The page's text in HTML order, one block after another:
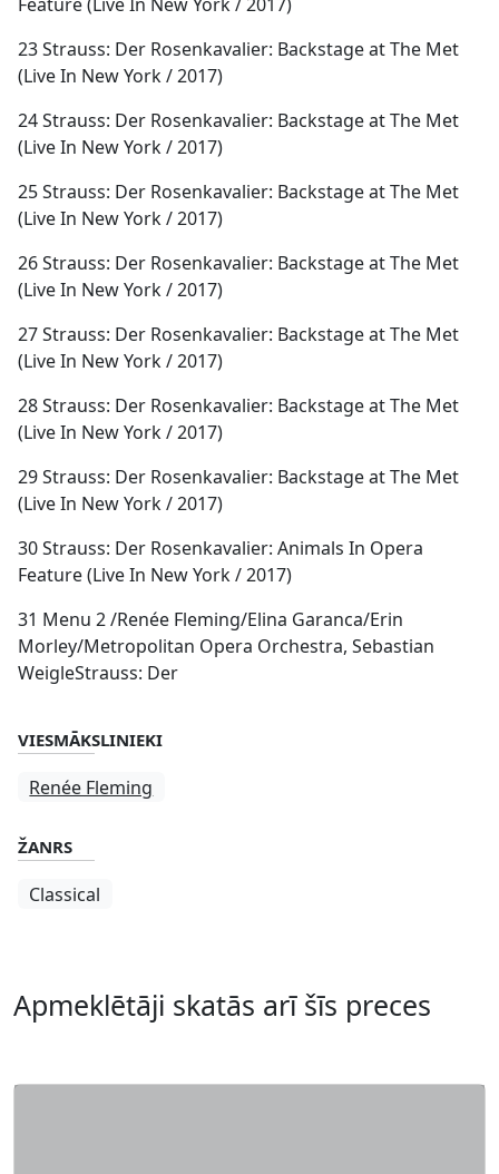
23 Strauss: Der Rosenkavalier: Backstage at The Met
(Live In New York / 2017)
24 Strauss: Der Rosenkavalier: Backstage at The Met
(Live In New York / 2017)
25 Strauss: Der Rosenkavalier: Backstage at The Met
(Live In New York / 2017)
26 Strauss: Der Rosenkavalier: Backstage at The Met
(Live In New York / 2017)
27 Strauss: Der Rosenkavalier: Backstage at The Met
(Live In New York / 2017)
28 Strauss: Der Rosenkavalier: Backstage at The Met
(Live In New York / 2017)
29 Strauss: Der Rosenkavalier: Backstage at The Met
(Live In New York / 2017)
30 Strauss: Der Rosenkavalier: Animals In Opera
Feature (Live In New York / 2017)
31 Menu 2 /Renée Fleming/Elina Garanca/Erin
Morley/Metropolitan Opera Orchestra, Sebastian
WeigleStrauss: Der
VIESMĀKSLINIEKI
Renée Fleming
ŽANRS
Classical
Apmeklētāji skatās arī šīs preces